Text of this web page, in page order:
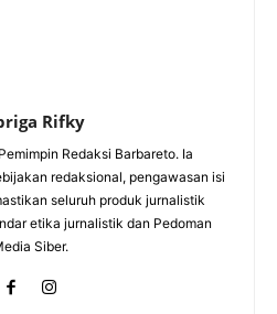
Rifky
Redaksi Barbareto. Ia
redaksional, pengawasan isi
seluruh produk jurnalistik
etika jurnalistik dan Pedoman
Siber.